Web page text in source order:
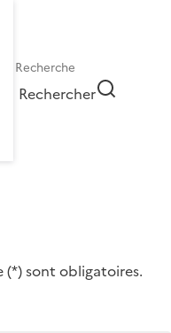
Rechercher
(*) sont obligatoires.